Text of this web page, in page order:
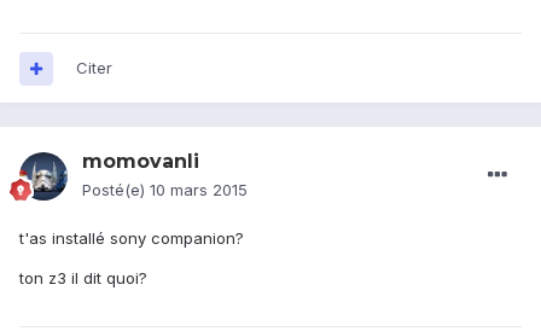
Citer
momovanli
Posté(e) 10 mars 2015
t'as installé sony companion?
ton z3 il dit quoi?